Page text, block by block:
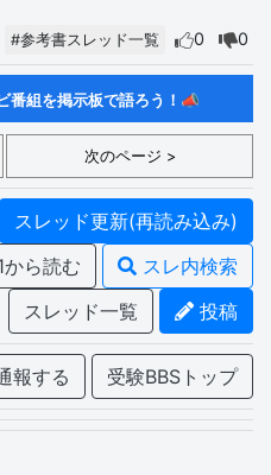
#参考書スレッド一覧 0 0
番組を掲示板で語ろう！📣
次のページ >
スレッド更新(再読み込み)
から読む
スレ内検索
スレッド一覧
投稿
報する 受験BBSトップ